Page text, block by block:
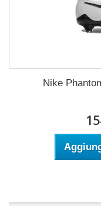
Nike